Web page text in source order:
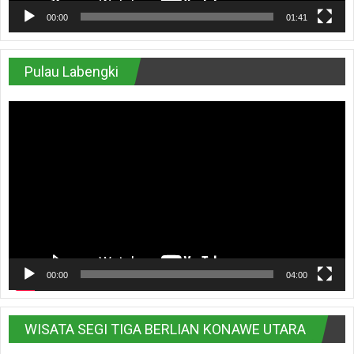
00:00 01:41
Pulau Labengki
00:00 04:00
WISATA SEGI TIGA BERLIAN KONAWE UTARA